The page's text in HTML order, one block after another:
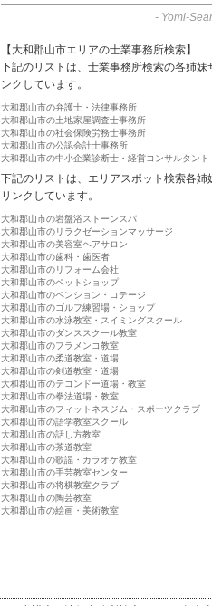
- Yomi-
【大和郡山市エリアの士業事務所検索】
下記のリストは、士業事務所検索の各姉
ンクしています。
大和郡山市の弁護士・法律事務所
大和郡山市の土地家屋調査士事務所
大和郡山市の社会保険労務士事務所
大和郡山市の公認会計士事務所
大和郡山市の中小企業診断士・経営コンサルタント
下記のリストは、エリアスポット検索各
リンクしています。
大和郡山市の岩盤浴ストーンスパ
大和郡山市のリラクゼーションマッサージ
大和郡山市の美容室ヘアサロン
大和郡山市の歯科・歯医者
大和郡山市のリフォーム会社
大和郡山市のペットショップ
大和郡山市のペンション・コテージ
大和郡山市のゴルフ練習場・ショップ
大和郡山市の水泳教室・スイミングスクール
大和郡山市のダンススクール教室
大和郡山市のフラメンコ教室
大和郡山市の柔道教室・道場
大和郡山市の剣道教室・道場
大和郡山市のテコンドー道場・教室
大和郡山市の拳法道場・教室
大和郡山市のフィットネスジム・スポーツクラブ
大和郡山市の語学教室スクール
大和郡山市の話し方教室
大和郡山市の茶道教室
大和郡山市の歌謡・カラオケ教室
大和郡山市の手芸教室センター
大和郡山市の将棋教室クラブ
大和郡山市の陶芸教室
大和郡山市の絵画・美術教室